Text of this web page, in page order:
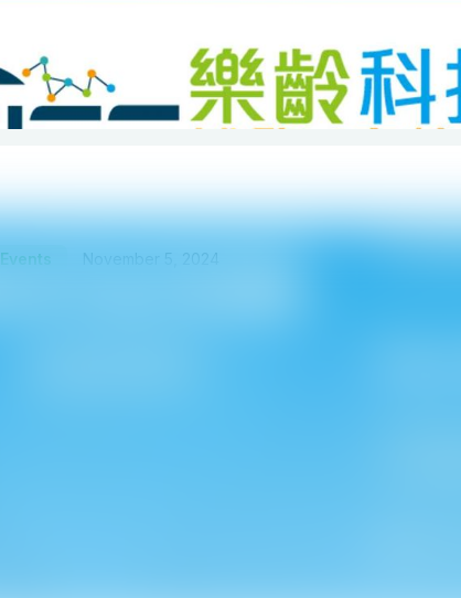
Events November 5, 2024
樂齡科技博覽